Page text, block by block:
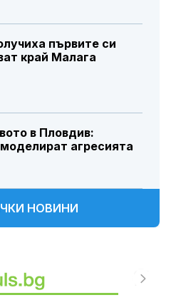
първите си
край Малага
в Пловдив:
агресията
НОВИНИ